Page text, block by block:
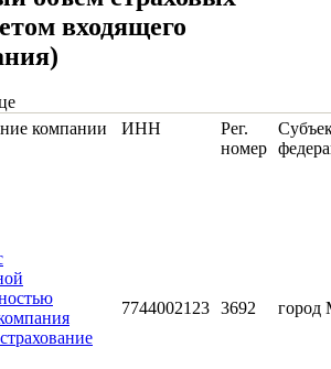
входящего
компании ИНН
Рег.
номер
7744002123 3692 город